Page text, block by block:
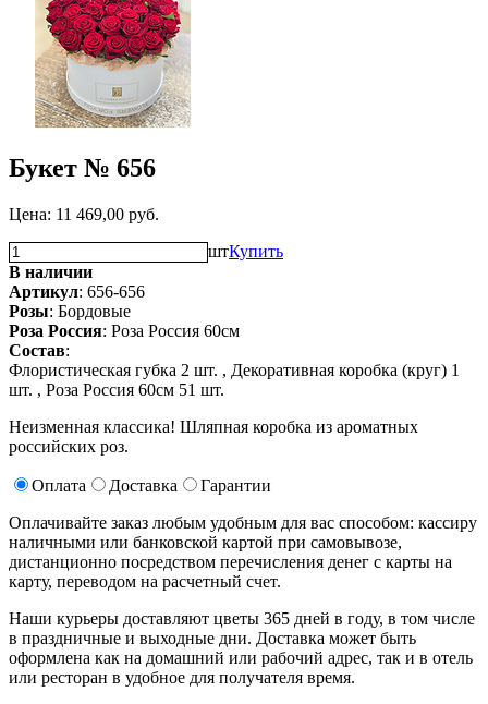
Букет № 656
Цена: 11 469,00 руб.
штКупить
В наличии
Артикул: 656-656
Розы: Бордовые
Роза Россия: Роза Россия 60см
Состав:
Флористическая губка 2 шт. , Декоративная коробка (круг) 1
шт. , Роза Россия 60см 51 шт.
Неизменная классика! Шляпная коробка из ароматных
российских роз.
Оплата Доставка
Гарантии
Оплачивайте заказ любым удобным для вас способом: кассиру
наличными или банковской картой при самовывозе,
дистанционно посредством перечисления денег с карты на
карту, переводом на расчетный счет.
Наши курьеры доставляют цветы 365 дней в году, в том числе
в праздничные и выходные дни. Доставка может быть
оформлена как на домашний или рабочий адрес, так и в отель
или ресторан в удобное для получателя время.